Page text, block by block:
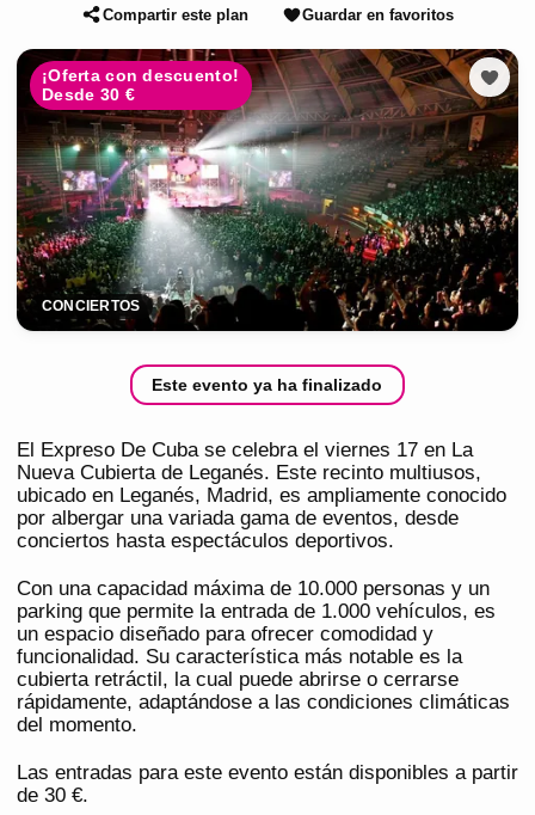
Compartir este plan Guardar en favoritos
¡Oferta con descuento!
Desde 30 €
CONCIERTOS
Este evento ya ha finalizado
El Expreso De Cuba se celebra el viernes 17 en La
Nueva Cubierta de Leganés. Este recinto multiusos,
ubicado en Leganés, Madrid, es ampliamente conocido
por albergar una variada gama de eventos, desde
conciertos hasta espectáculos deportivos.
Con una capacidad máxima de 10.000 personas y un
parking que permite la entrada de 1.000 vehículos, es
un espacio diseñado para ofrecer comodidad y
funcionalidad. Su característica más notable es la
cubierta retráctil, la cual puede abrirse o cerrarse
rápidamente, adaptándose a las condiciones climáticas
del momento.
Las entradas para este evento están disponibles a partir
de 30 €.